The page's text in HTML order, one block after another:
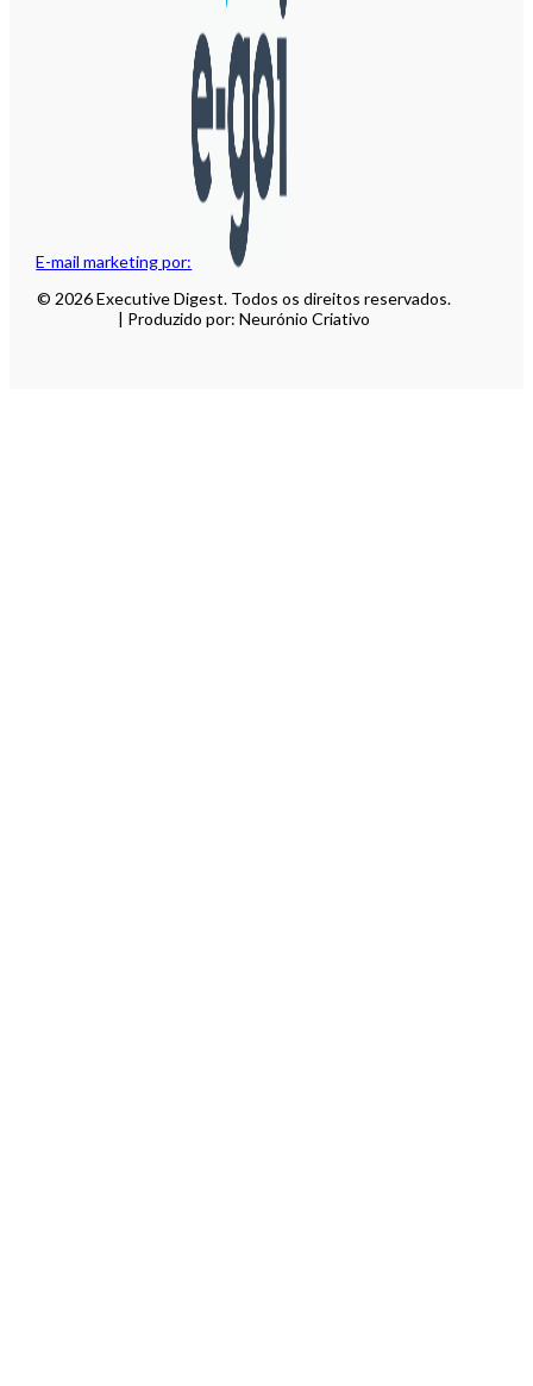
E-mail marketing por:
© 2026 Executive Digest. Todos os direitos reservados.
| Produzido por: Neurónio Criativo